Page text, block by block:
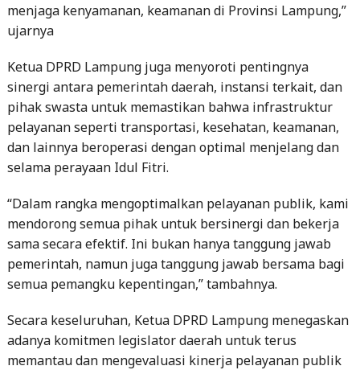
menjaga kenyamanan, keamanan di Provinsi Lampung,”
ujarnya
Ketua DPRD Lampung juga menyoroti pentingnya
sinergi antara pemerintah daerah, instansi terkait, dan
pihak swasta untuk memastikan bahwa infrastruktur
pelayanan seperti transportasi, kesehatan, keamanan,
dan lainnya beroperasi dengan optimal menjelang dan
selama perayaan Idul Fitri.
“Dalam rangka mengoptimalkan pelayanan publik, kami
mendorong semua pihak untuk bersinergi dan bekerja
sama secara efektif. Ini bukan hanya tanggung jawab
pemerintah, namun juga tanggung jawab bersama bagi
semua pemangku kepentingan,” tambahnya.
Secara keseluruhan, Ketua DPRD Lampung menegaskan
adanya komitmen legislator daerah untuk terus
memantau dan mengevaluasi kinerja pelayanan publik